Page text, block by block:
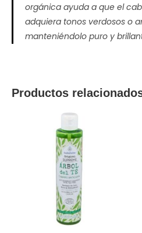
orgánica ayuda a que el
adquiera tonos verdosos o
manteniéndolo puro y
Productos